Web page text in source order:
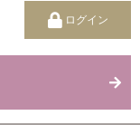
ログイン